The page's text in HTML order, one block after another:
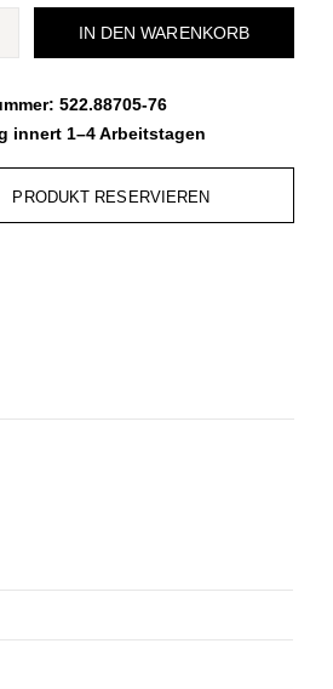
IN DEN WARENKORB
522.88705-76
innert 1–4 Arbeitstagen
PRODUKT RESERVIEREN